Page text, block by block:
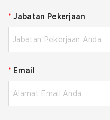
* Jabatan Pekerjaan
* Email